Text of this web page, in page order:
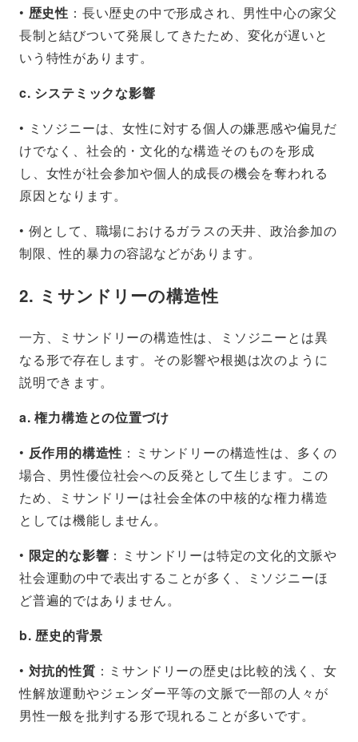
• 歴史性 ：長い歴史の中で形成され、男性中心の家父
長制と結びついて発展してきたため、変化が遅いと
いう特性があります。
c. システミックな影響
• ミソジニーは、女性に対する個人の嫌悪感や偏見だ
けでなく、社会的・文化的な構造そのものを形成
し、女性が社会参加や個人的成長の機会を奪われる
原因となります。
• 例として、職場におけるガラスの天井、政治参加の
制限、性的暴力の容認などがあります。
2. ミサンドリーの構造性
一方、ミサンドリーの構造性は、ミソジニーとは異
なる形で存在します。その影響や根拠は次のように
説明できます。
a. 権力構造との位置づけ
• 反作用的構造性 ：ミサンドリーの構造性は、多くの
場合、男性優位社会への反発として生じます。この
ため、ミサンドリーは社会全体の中核的な権力構造
としては機能しません。
• 限定的な影響 ：ミサンドリーは特定の文化的文脈や
社会運動の中で表出することが多く、ミソジニーほ
ど普遍的ではありません。
b. 歴史的背景
• 対抗的性質 ：ミサンドリーの歴史は比較的浅く、女
性解放運動やジェンダー平等の文脈で一部の人々が
男性一般を批判する形で現れることが多いです。